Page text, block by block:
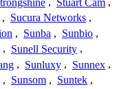
, Sucura Networks ,
, Sunba , Sunbio ,
, Sunell Security ,
, Sunluxy , Sunnex ,
, Sunsom , Suntek ,